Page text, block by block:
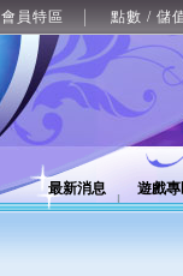
會員特區 點數 / 儲
最新消息 遊戲